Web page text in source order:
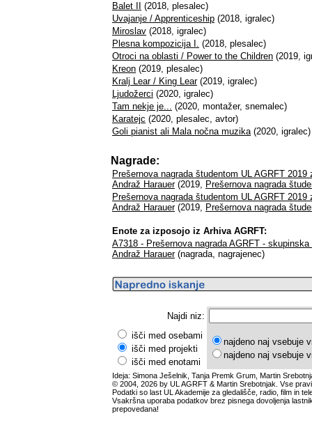
Balet II
(2018, plesalec)
Uvajanje / Apprenticeship (2018, igralec)
Miroslav (2018, igralec)
Plesna kompozicija I. (2018, plesalec)
Otroci na oblasti / Power to the Children (2019,
Kreon (2019, plesalec)
Kralj Lear / King Lear(2019, igralec)
Ljudožerci (2020, igralec)
Tam nekje je... (2020, montažer, snemalec)
Karatejc (2020, plesalec, avtor)
Goli pianist ali Mala nočna muzika(2020, igralec)
Nagrade:
Prešernova nagrada študentom UL AGRFT
Andraž Harauer(2019, Prešernova nagrada
Prešernova nagrada študentom UL AGRFT
Andraž Harauer(2019, Prešernova nagrada
Enote za izposojo iz Arhiva AGRFT:
A7318 - Prešernova nagrada AGRFT -
Andraž Harauer(nagrada, nagrajenec)
Najdi niz:
išči med osebami
išči med projekti
išči med enotami
najdeno naj vsebuje
najdeno naj vsebuje
Ideja: Simona Ješelnik, Tanja Premk Grum, Martin
© 2004, 2026 by UL AGRFT & Martin Srebotnjak. Vse
Podatki so last UL Akademije za gledališče, radio, film in
Vsakršna uporaba podatkov brez pisnega dovoljenja
prepovedana!